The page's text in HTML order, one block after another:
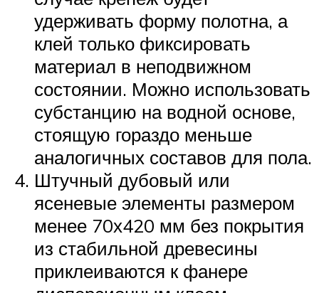
удерживать форму полотна, а
клей только фиксировать
материал в неподвижном
состоянии. Можно использовать
субстанцию на водной основе,
стоящую гораздо меньше
аналогичных составов для пола.
Штучный дубовый или
ясеневые элементы размером
менее 70х420 мм без покрытия
из стабильной древесины
приклеиваются к фанере